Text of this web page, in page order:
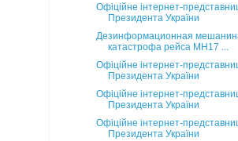
Офіційне інтернет-
Президента України
Дезинформационная
катастрофа рейса MH17 ...
Офіційне інтернет-
Президента України
Офіційне інтернет-
Президента України
Офіційне інтернет-
Президента України